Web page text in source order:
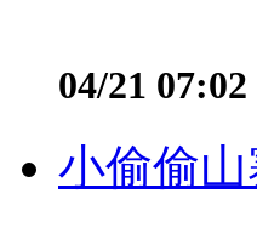
04/21 07:02
小偷偷